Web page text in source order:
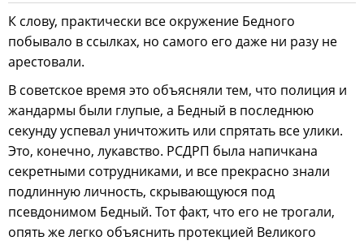
К слову, практически все окружение Бедного
побывало в ссылках, но самого его даже ни разу не
арестовали.
В советское время это объясняли тем, что полиция и
жандармы были глупые, а Бедный в последнюю
секунду успевал уничтожить или спрятать все улики.
Это, конечно, лукавство. РСДРП была напичкана
секретными сотрудниками, и все прекрасно знали
подлинную личность, скрывающуюся под
псевдонимом Бедный. Тот факт, что его не трогали,
опять же легко объяснить протекцией Великого